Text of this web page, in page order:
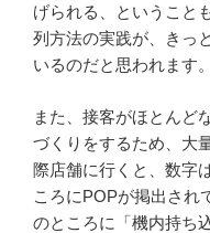
げられる、ということ
列方法の実践が、きっ
いるのだと思われます。
また、接客がほとんど
づくりをするため、大
際店舗に行くと、数字
ころにPOPが掲出され
のところに「機内持ち